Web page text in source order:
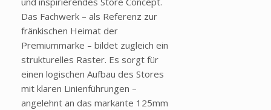
Das Fachwerk – als Referenz zur
fränkischen Heimat der
Premiummarke – bildet zugleich ein
strukturelles Raster. Es sorgt für
einen logischen Aufbau des Stores
mit klaren Linienführungen –
angelehnt an das markante 125mm